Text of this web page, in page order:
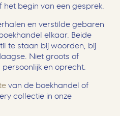
begin van een gesprek.
en verstilde gebaren
elkaar. Beide
te staan bij woorden, bij
Niet groots of
en oprecht.
van de boekhandel of
collectie in onze